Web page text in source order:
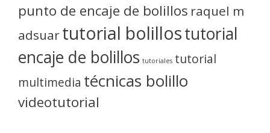
punto de encaje de bolillos raquel m
adsuartutorial bolillostutorial
encaje de bolillos tutoriales tutorial
multimedia técnicas bolillo
videotutorial